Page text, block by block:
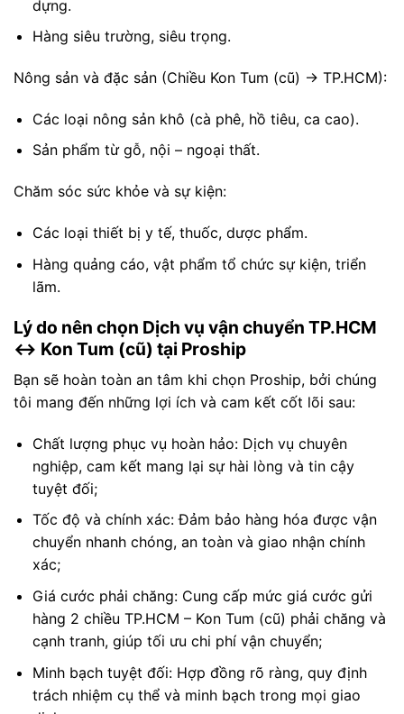
dựng.
Hàng siêu trường, siêu trọng.
Nông sản và đặc sản (Chiều Kon Tum (cũ) → TP.HCM):
Các loại nông sản khô (cà phê, hồ tiêu, ca cao).
Sản phẩm từ gỗ, nội – ngoại thất.
Chăm sóc sức khỏe và sự kiện:
Các loại thiết bị y tế, thuốc, dược phẩm.
Hàng quảng cáo, vật phẩm tổ chức sự kiện, triển
lãm.
Lý do nên chọn Dịch vụ vận chuyển TP.HCM
↔ Kon Tum (cũ) tại Proship
Bạn sẽ hoàn toàn an tâm khi chọn Proship, bởi chúng
tôi mang đến những lợi ích và cam kết cốt lõi sau:
Chất lượng phục vụ hoàn hảo: Dịch vụ chuyên
nghiệp, cam kết mang lại sự hài lòng và tin cậy
tuyệt đối;
Tốc độ và chính xác: Đảm bảo hàng hóa được vận
chuyển nhanh chóng, an toàn và giao nhận chính
xác;
Giá cước phải chăng: Cung cấp mức giá cước gửi
hàng 2 chiều TP.HCM – Kon Tum (cũ) phải chăng và
cạnh tranh, giúp tối ưu chi phí vận chuyển;
Minh bạch tuyệt đối: Hợp đồng rõ ràng, quy định
trách nhiệm cụ thể và minh bạch trong mọi giao